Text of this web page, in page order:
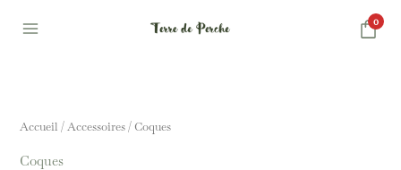
0
Accueil /Accessoires/ Coques
Coques